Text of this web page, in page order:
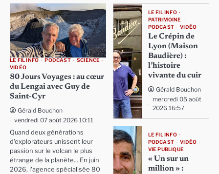
LE FIL INFO PODCAST
SCIENCE
VIDÉO
80 Jours Voyages : au cœur
du Lengai avec Guy de
Saint-Cyr
Gérald Bouchon
vendredi 07 août 2026 10:11
Quand deux générations
d'explorateurs unissent leur
passion sur le volcan le plus
étrange de la planète... En juin
2026, l'agence spécialisée 80
LE FIL INFO
PATRIMOINE
PODCAST
VIDÉO
Le Crépin de
Lyon (Maison
Baudière) :
l’histoire
vivante du cuir
Gérald Bouchon
mercredi 05 août
2026 16:57
LE FIL INFO
PODCAST
VIDÉO
VIE PUBLIQUE
« Un sur un
million » :